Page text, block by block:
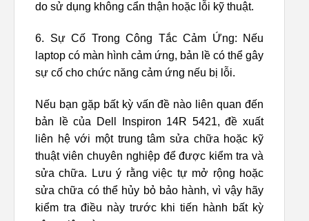
do sử dụng không cẩn thận hoặc lỗi kỹ thuật.
6. Sự Cố Trong Công Tắc Cảm Ứng: Nếu
laptop có màn hình cảm ứng, bản lề có thể gây
sự cố cho chức năng cảm ứng nếu bị lỗi.
Nếu bạn gặp bất kỳ vấn đề nào liên quan đến
bản lề của Dell Inspiron 14R 5421, đề xuất
liên hệ với một trung tâm sửa chữa hoặc kỹ
thuật viên chuyên nghiệp để được kiểm tra và
sửa chữa. Lưu ý rằng việc tự mở rộng hoặc
sửa chữa có thể hủy bỏ bảo hành, vì vậy hãy
kiểm tra điều này trước khi tiến hành bất kỳ